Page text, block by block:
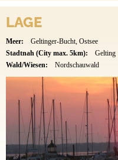
LAGE
Meer:
Geltinger-Bucht, Ostsee
Stadtnah (City max. 5km):
Gelting
Wald/Wiesen:
Nordschauwald